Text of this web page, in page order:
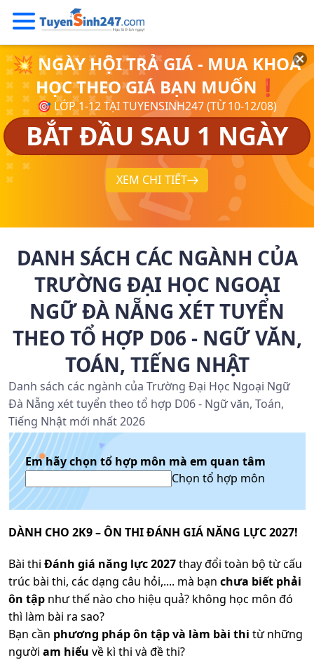
💥 NGÀY HỘI TRẢ GIÁ - MUA KHOÁ
HỌC THEO GIÁ BẠN MUỐN❗
🎯 LỚP 1-12 TẠI TUYENSINH247 (TỪ 10-12/08)
BẮT ĐẦU SAU 1 NGÀY
XEM CHI TIẾT
DANH SÁCH CÁC NGÀNH CỦA
TRƯỜNG ĐẠI HỌC NGOẠI
NGỮ ĐÀ NẴNG XÉT TUYỂN
THEO TỔ HỢP D06 - NGỮ VĂN,
TOÁN, TIẾNG NHẬT
Danh sách các ngành của Trường Đại Học Ngoại Ngữ
Đà Nẵng xét tuyển theo tổ hợp D06 - Ngữ văn, Toán,
Tiếng Nhật mới nhất 2026
Em hãy chọn tổ hợp môn mà em quan tâm
Chọn tổ hợp môn
DÀNH CHO 2K9 – ÔN THI ĐÁNH GIÁ NĂNG LỰC 2027!
Bài thi Đánh giá năng lực 2027thay đổi toàn bộ từ cấu
trúc bài thi, các dạng câu hỏi,.... mà bạn chưa biết phải
ôn tập như thế nào cho hiệu quả? không học môn đó
thì làm bài ra sao?
Bạn cần phương pháp ôn tập và làm bài thi từ những
người am hiểu về kì thi và đề thi?